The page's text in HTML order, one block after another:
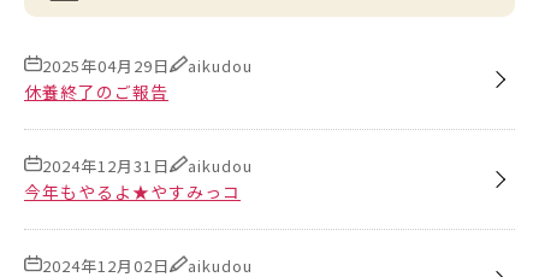
休養終了のご報告
2025年04月29日 aikudou
今年もやるよ★やすみっコ
2024年12月31日 aikudou
2024年12月02日 aikudou